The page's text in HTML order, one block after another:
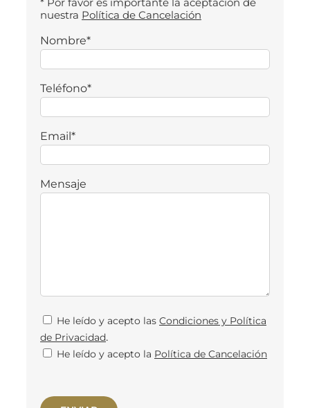
nuestra Política de Cancelación
Nombre*
Teléfono*
Email*
Mensaje
He leído y acepto las Condiciones y Política
de Privacidad.
He leído y acepto la Política de Cancelación